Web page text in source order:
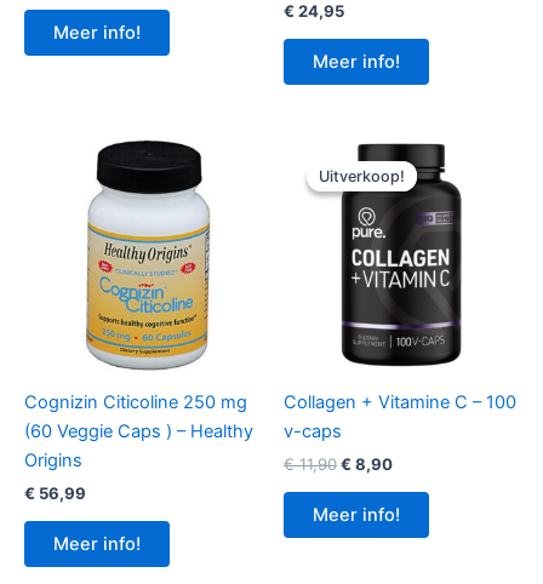
was:
€ 14,95.
is:
€ 11,55.
Meer info!
€ 24,95
Meer info!
Cognizin Citicoline 250 mg
(60 Veggie Caps ) – Healthy
Origins
€ 56,99
Meer info!
Uitverkoop!
Uitverkoop!
Collagen + Vitamine C – 100
v-caps
€11,90Oorspronkelijke
was:
€ 11,90.
€ 8,90Huidige
is:
€ 8,90.
Meer info!